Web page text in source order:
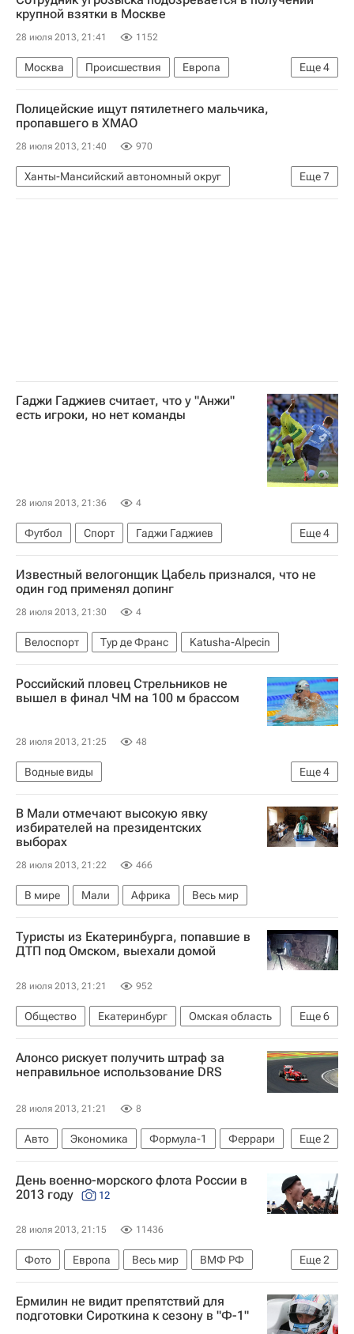
Чемпионат мира по водным видам спорта в Барселоне
Чемпионат мира по водным видам спорта
Кирилл Стрельников
крупной взятки в Москве
28 июля 2013, 21:41 1152
Еще4
Москва Происшествия
Европа
Центральный ФО
Весь мир
ГУ МВД России по г. Москве
Россия
Полицейские ищут пятилетнего мальчика,
пропавшего в ХМАО
28 июля 2013, 21:40 970
Еще7
Ханты-Мансийский автономный округ
Происшествия
Белоярский район
Европа
Гаджи Гаджиев считает, что у "Анжи"
есть игроки, но нет команды
28 июля 2013, 21:36 4
Еще4
Футбол Спорт
Гаджи Гаджиев
РПЛ 2026-2027 (Чемпионат России по футболу)
Анжи
Крылья Советов Роман Воробьёв
Известный велогонщик Цабель признался, что не
один год применял допинг
28 июля 2013, 21:30 4
Велоспорт Тур де Франс Katusha-Alpecin
Российский пловец Стрельников не
вышел в финал ЧМ на 100 м брассом
28 июля 2013, 21:25 48
Еще4
Водные виды
Мультимедийный спортивный пакет
Чемпионат мира по водным видам спорта в Барселоне
Чемпионат мира по водным видам спорта
Кирилл Стрельников
В Мали отмечают высокую явку
избирателей на президентских
выборах
28 июля 2013, 21:22 466
В мире Мали Африка Весь мир
Туристы из Екатеринбурга, попавшие в
ДТП под Омском, выехали домой
28 июля 2013, 21:21 952
Еще6
Общество Екатеринбург
Омская область
Весь мир
Свердловская область
Уральский ФО
Европа
Сибирский ФО
Алонсо рискует получить штраф за
неправильное использование DRS
28 июля 2013, 21:21 8
Еще2
Авто Экономика Формула-1
Феррари
Льюис Хэмилтон
Фернандо Алонсо
День военно-морского флота России в
2013 году
12
28 июля 2013, 21:15 11436
Еще2
Фото Европа Весь мир
ВМФ РФ
Россия
День Военно-Морского Флота
Ермилин не видит препятствий для
подготовки Сироткина к сезону в "Ф-1"